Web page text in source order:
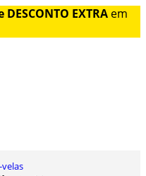
DESCONTO EXTRA em
velas